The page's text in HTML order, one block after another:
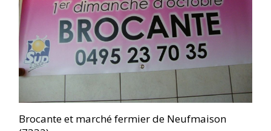
Brocante et marché fermier de Neufmaison